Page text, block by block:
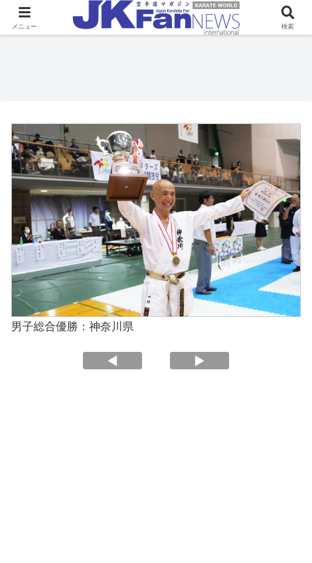
男子総合優勝：神奈川県
メニュー 検索